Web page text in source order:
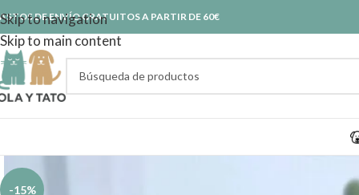
Skip to navigation
Skip to main content
DE ENVÍO GRATUITOS A PARTIR DE 60€
-15%